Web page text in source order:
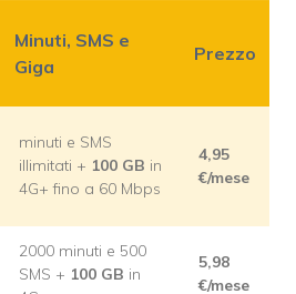
Minuti, SMS e
Giga
Prezzo
minuti e SMS
illimitati + 100 GB in
4G+ fino a 60 Mbps
4,95
€/mese
2000 minuti e 500
SMS + 100 GB in
5,98
€/mese